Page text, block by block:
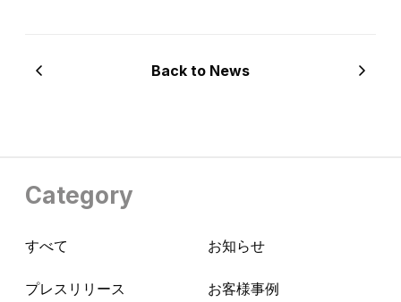
Back to News
Category
すべて お知らせ
プレスリリース お客様事例